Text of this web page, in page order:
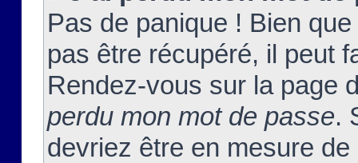
Pas de panique ! Bien
pas être récupéré, il peut
Rendez-vous sur la page
perdu mon mot de passe.
devriez être en mesure